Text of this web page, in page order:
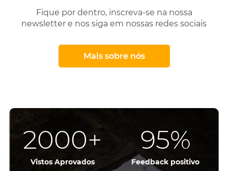
Fique por dentro, inscreva-se na nossa
newsletter e nos siga em nossas redes sociais
Mais sobre nós
2000+
Vistos Aprovados
95%
Feedback positivo